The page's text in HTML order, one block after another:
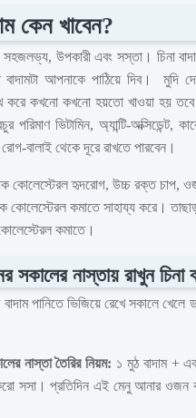
কেন খাবেন?
সহজলভ্য, উপকারী এবং সস্তা। চিনা
বাদামটা আপনাকে পাঠিয়ে দিব। মুদি
করে কখনো কখনো হয়তো খাওয়া হয় তবে
পরিমাণ ভিটামিন, অ্যান্টি-
বালাই থেকে দূরে রাখতে পারবেন।
কোলেস্টেরল হৃদরোগ, উচ্চ রক্ত চাপ,
কোলেস্টেরল কমাতে সাহায্য করে।
কমাতে।
সকালের নাস্তায় রাখুন চিনা
পানিতে ভিজিয়ে রেখে সকালে খেলে
নাস্তা তৈরির নিয়ম: ১ মুঠ বাদাম +
সসা। প্রতিদিন এই মেনু আনার ওজন